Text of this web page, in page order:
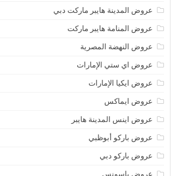
عروض المدينة هايبر ماركت دبي
عروض المنامة هايبر ماركت
عروض النهضة المصرية
عروض اي ستي الإمارات
عروض ايكيا الإمارات
عروض ايماكس
عروض اينس المدينة هايبر
عروض باركو أبوظبي
عروض باركو دبي
عروض باسونس